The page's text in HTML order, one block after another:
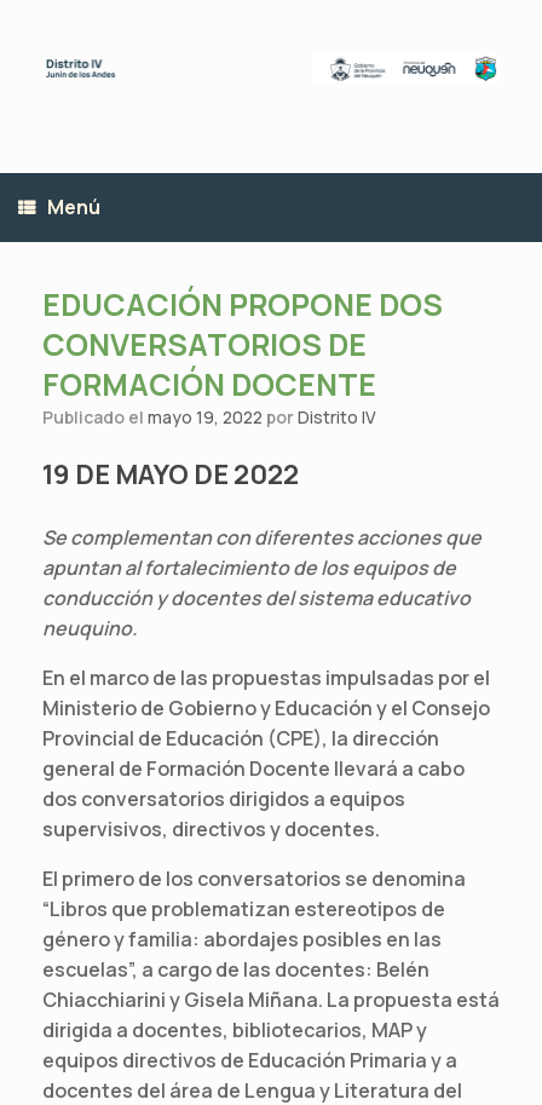
contenido
Menú
EDUCACIÓN PROPONE DOS
CONVERSATORIOS DE
FORMACIÓN DOCENTE
Publicado el mayo 19, 2022 porDistrito IV
19 DE MAYO DE 2022
Se complementan con diferentes acciones que
apuntan al fortalecimiento de los equipos de
conducción y docentes del sistema educativo
neuquino.
En el marco de las propuestas impulsadas por el
Ministerio de Gobierno y Educación y el Consejo
Provincial de Educación (CPE), la dirección
general de Formación Docente llevará a cabo
dos conversatorios dirigidos a equipos
supervisivos, directivos y docentes.
El primero de los conversatorios se denomina
“Libros que problematizan estereotipos de
género y familia: abordajes posibles en las
escuelas”, a cargo de las docentes: Belén
Chiacchiarini y Gisela Miñana. La propuesta está
dirigida a docentes, bibliotecarios, MAP y
equipos directivos de Educación Primaria y a
docentes del área de Lengua y Literatura del